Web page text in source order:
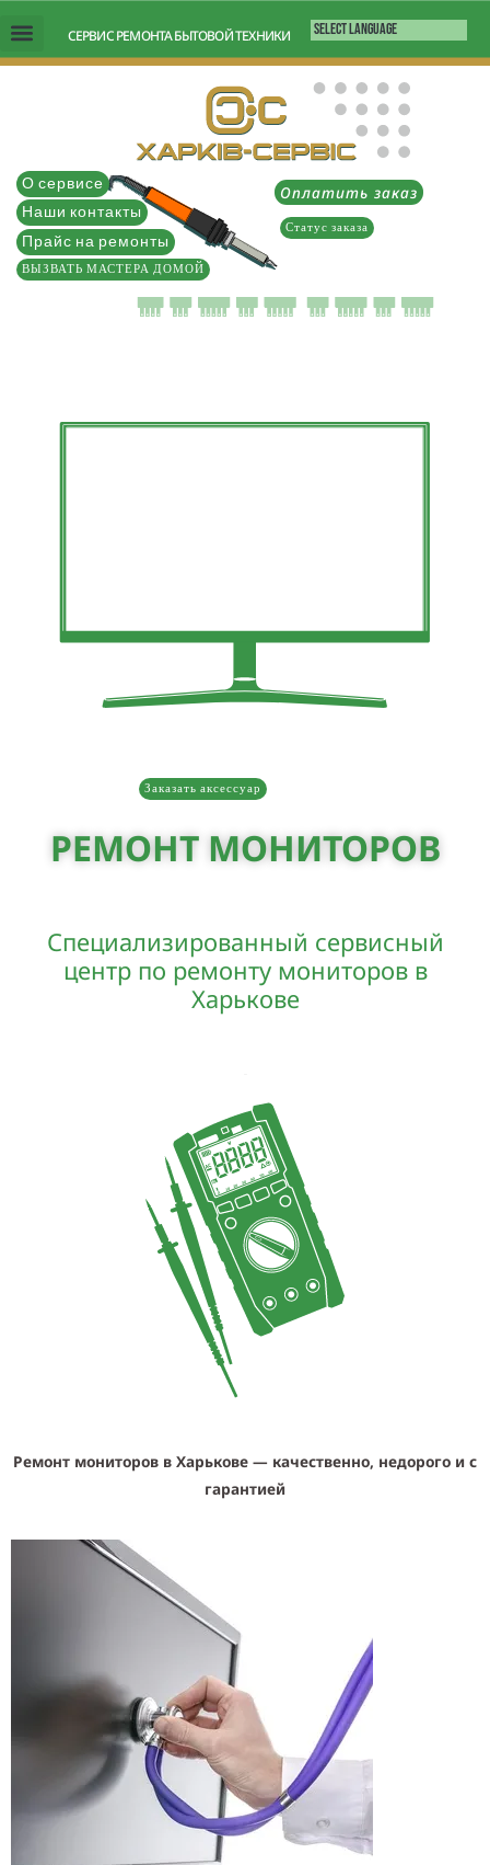
содержимому
СЕРВИС РЕМОНТА БЫТОВОЙ ТЕХНИКИ
О сервисе
Наши контакты
Прайс на ремонты
ВЫЗВАТЬ МАСТЕРА ДОМОЙ
Статус заказа
Оплатить заказ
Заказать аксессуар
РЕМОНТ МОНИТОРОВ
Специализированный сервисный
центр по ремонту мониторов в
Харькове
Ремонт мониторов в Харькове — качественно, недорого и с
гарантией